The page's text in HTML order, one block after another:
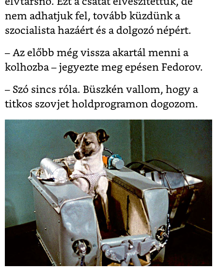
nem adhatjuk fel, tovább küzdünk a
szocialista hazáért és a dolgozó népért.
– Az előbb még vissza akartál menni a
kolhozba – jegyezte meg epésen Fedorov.
– Szó sincs róla. Büszkén vallom, hogy a
titkos szovjet holdprogramon dogozom.